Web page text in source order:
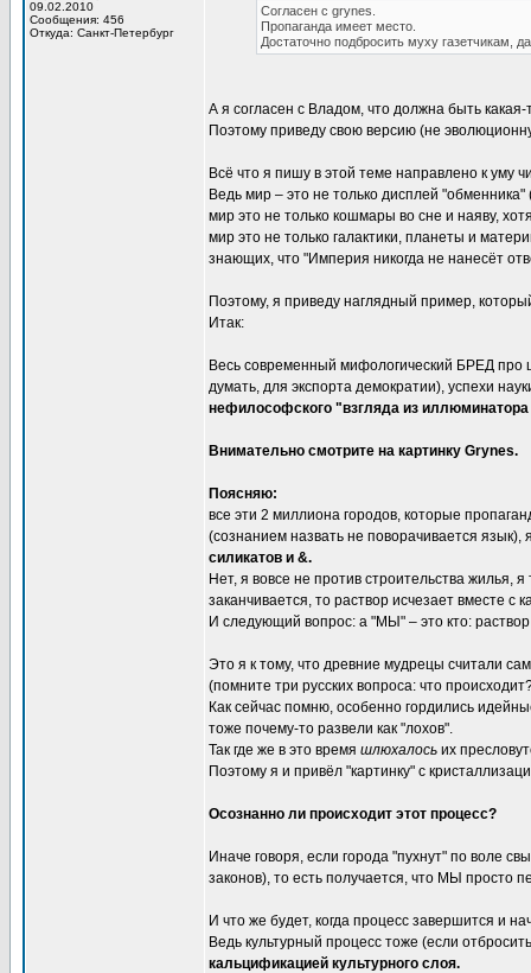
09.02.2010
Сообщения: 456
Откуда: Санкт-Петербург
Согласен с grynes.
Пропаганда имеет место.
Достаточно подбросить муху газетчикам,
А я согласен с Владом, что должна быть какая-
Поэтому приведу свою версию (не
Всё что я пишу в этой теме направлено к уму
Ведь мир – это не только дисплей
мир это не только кошмары во сне и наяву,
мир это не только галактики, планеты и
знающих, что "Империя никогда не нанесёт
Поэтому, я приведу наглядный пример,
Итак:
Весь современный мифологический БРЕД
думать, для экспорта демократии), успехи
нефилософского "взгляда из
Внимательно смотрите на картинку Grynes.
Поясняю:
все эти 2 миллиона городов, которые
(сознанием назвать не поворачивается
силикатов и &.
Нет, я вовсе не против строительства жилья,
заканчивается, то раствор исчезает вместе с
И следующий вопрос: а "МЫ" – это кто:
Это я к тому, что древние мудрецы считали
(помните три русских вопроса: что
Как сейчас помню, особенно гордились
тоже почему-то развели как "лохов".
Так где же в это время шлюхалось их
Поэтому я и привёл "картинку" с
Осознанно ли происходит этот процесс?
Иначе говоря, если города "пухнут" по воле
законов), то есть получается, что МЫ просто
И что же будет, когда процесс завершится и
Ведь культурный процесс тоже (если
кальцификацией культурного слоя.